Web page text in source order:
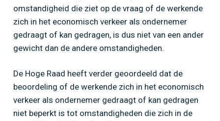
omstandigheid die ziet op de vraag of de werkende
zich in het economisch verkeer als ondernemer
gedraagt of kan gedragen, is dus niet van een ander
gewicht dan de andere omstandigheden.
De Hoge Raad heeft verder geoordeeld dat de
beoordeling of de werkende zich in het economisch
verkeer als ondernemer gedraagt of kan gedragen
niet beperkt is tot omstandigheden die zich in de